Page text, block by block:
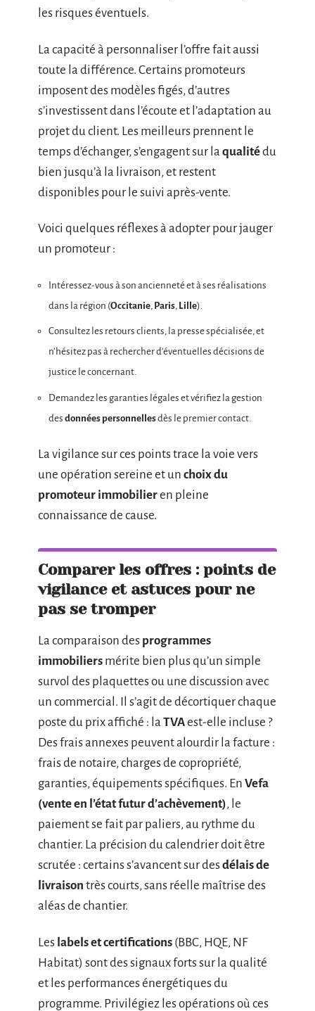
les risques éventuels.
La capacité à personnaliser l’offre fait aussi
toute la différence. Certains promoteurs
imposent des modèles figés, d’autres
s’investissent dans l’écoute et l’adaptation au
projet du client. Les meilleurs prennent le
temps d’échanger, s’engagent sur la qualitédu
bien jusqu’à la livraison, et restent
disponibles pour le suivi après-vente.
Voici quelques réflexes à adopter pour jauger
un promoteur :
Intéressez-vous à son ancienneté et à ses réalisations
dans la région (Occitanie, Paris, Lille).
Consultez les retours clients, la presse spécialisée, et
n’hésitez pas à rechercher d’éventuelles décisions de
justice le concernant.
Demandez les garanties légales et vérifiez la gestion
des données personnellesdès le premier contact.
La vigilance sur ces points trace la voie vers
une opération sereine et un choix du
promoteur immobilieren pleine
connaissance de cause.
Comparer les offres : points de
vigilance et astuces pour ne
pas se tromper
La comparaison des programmes
immobiliers mérite bien plus qu’un simple
survol des plaquettes ou une discussion avec
un commercial. Il s’agit de décortiquer chaque
poste du prix affiché : la TVAest-elle incluse ?
Des frais annexes peuvent alourdir la facture :
frais de notaire, charges de copropriété,
garanties, équipements spécifiques. En Vefa
(vente en l’état futur d’achèvement), le
paiement se fait par paliers, au rythme du
chantier. La précision du calendrier doit être
scrutée : certains s’avancent sur desdélais de
livraison très courts, sans réelle maîtrise des
aléas de chantier.
Les labels et certifications (BBC, HQE, NF
Habitat) sont des signaux forts sur la qualité
et les performances énergétiques du
programme. Privilégiez les opérations où ces